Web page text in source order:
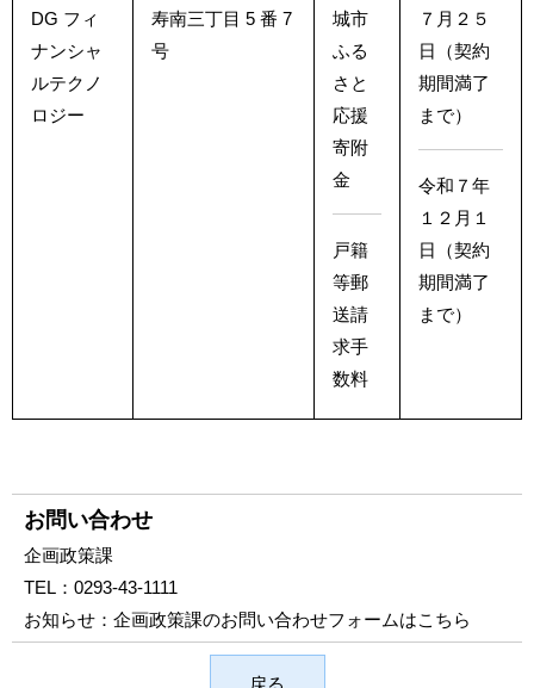
DG フィ
ナンシャ
ルテクノ
ロジー
寿南三丁目 5 番 7
号
城市
ふる
さと
応援
寄附
金
戸籍
等郵
送請
求手
数料
７月２５
日（契約
期間満了
まで）
令和７年
１２月１
日（契約
期間満了
まで）
お問い合わせ
企画政策課
TEL： 0293-43-1111
お知らせ： 企画政策課のお問い合わせフォームはこちら
戻る